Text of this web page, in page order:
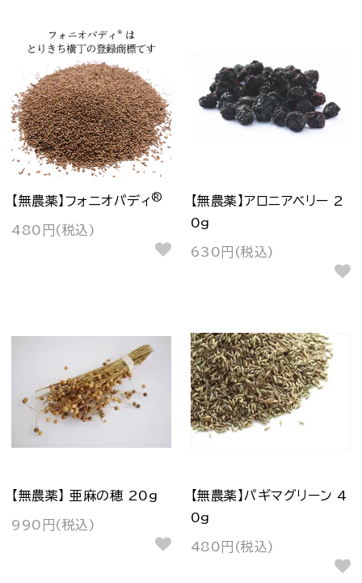
【無農薬】フォニオパディ®
480円(税込)
【無農薬】アロニアベリー 2
0g
630円(税込)
【無農薬】 亜麻の穂 20g
990円(税込)
【無農薬】パギマグリーン 4
0g
480円(税込)